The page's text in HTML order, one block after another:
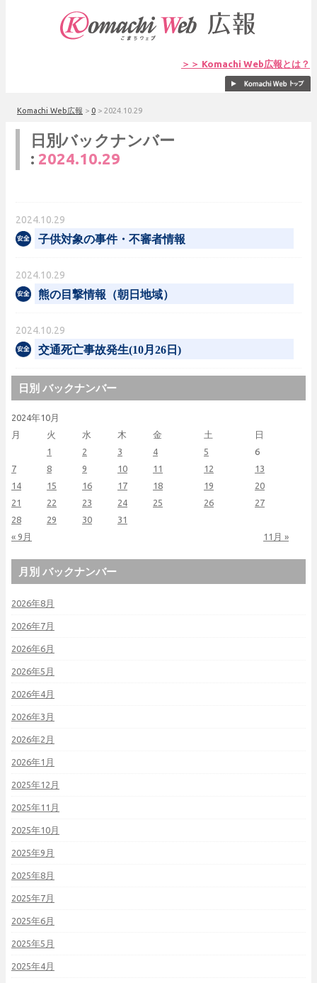
＞＞ Komachi Web広報とは？
Komachi Web広報 > 0 > 2024.10.29
日別バックナンバー
: 2024.10.29
2024.10.29
子供対象の事件・不審者情報
2024.10.29
熊の目撃情報（朝日地域）
2024.10.29
交通死亡事故発生(10月26日)
日別 バックナンバー
2024年10月
月
火 水 木 金 土 日
« 9月 11月 »
1 2 3 4 5
6
7
8 9 10 11 12
13
14
15 16 17 18 19
20
21
22 23 24 25 26
27
28
29 30 31
月別 バックナンバー
2026年8月
2026年7月
2026年6月
2026年5月
2026年4月
2026年3月
2026年2月
2026年1月
2025年12月
2025年11月
2025年10月
2025年9月
2025年8月
2025年7月
2025年6月
2025年5月
2025年4月